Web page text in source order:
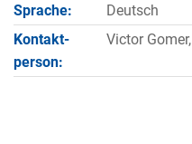
Sprache:
Deutsch
Kontakt­
person:
Victor Gomer,